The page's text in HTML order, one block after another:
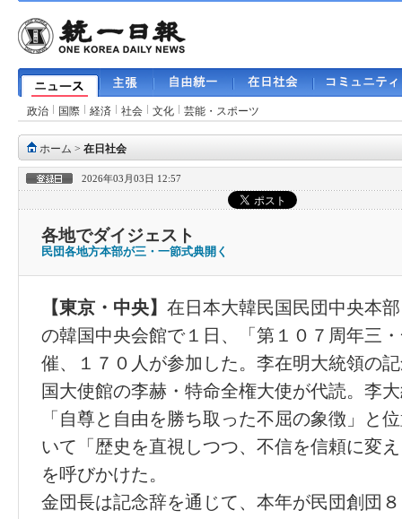
政治 国際 経済 社会 文化 芸能・スポーツ
ホーム > 在日社会
2026年03月03日 12:57
各地でダイジェスト
民団各地方本部が三・一節式典開く
【東京・中央】 在日本大韓民国民団中央本
の韓国中央会館で１日、「第１０７周年三
催、１７０人が参加した。李在明大統領の
国大使館の李赫・特命全権大使が代読。李
「自尊と自由を勝ち取った不屈の象徴」と
いて「歴史を直視しつつ、不信を信頼に変
を呼びかけた。
金団長は記念辞を通じて、本年が民団創団